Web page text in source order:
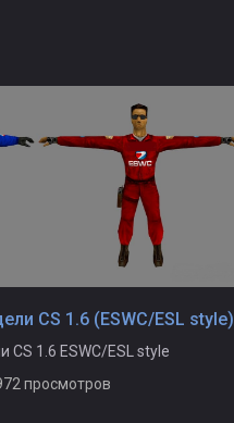
CS 1.6 (ESWC/ESL style)
CS 1.6 ESWC/ESL style
просмотров